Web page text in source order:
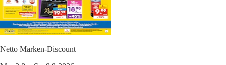
Netto Marken-Discount